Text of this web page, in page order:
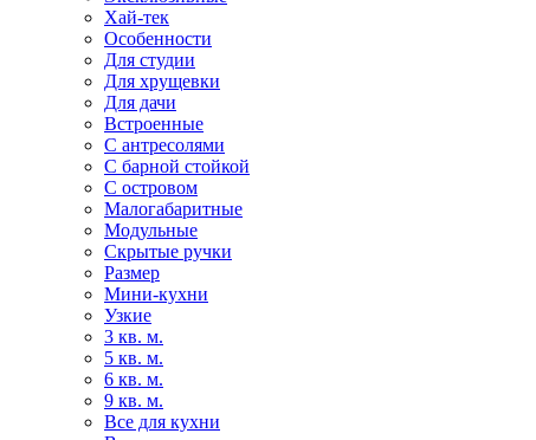
Хай-тек
Особенности
Для студии
Для хрущевки
Для дачи
Встроенные
С антресолями
С барной стойкой
С островом
Малогабаритные
Модульные
Скрытые ручки
Размер
Мини-кухни
Узкие
3 кв. м.
5 кв. м.
6 кв. м.
9 кв. м.
Все для кухни